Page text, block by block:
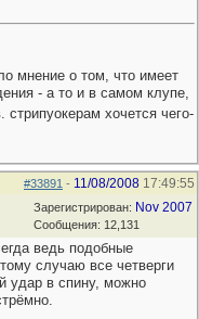
мнение о том, что имеет
- а то и в самом клупе,
стрипуокерам хочется чего-
#33891 - 11/08/2008 17:49:55
Зарегистрирован: Nov 2007
Сообщения: 12,131
ведь подобные
случаю все четверги
удар в спину, можно